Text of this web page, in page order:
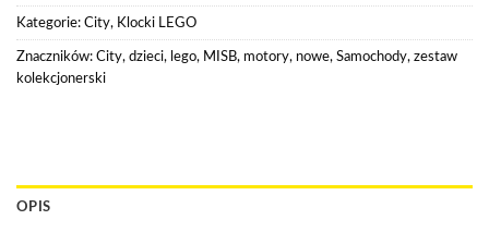
Kategorie: City, Klocki LEGO
Znaczników: City, dzieci, lego, MISB, motory, nowe, Samochody, zestaw
kolekcjonerski
OPIS